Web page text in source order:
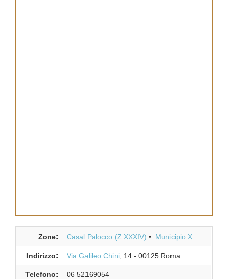
Zone: Casal Palocco (Z.XXXIV) Municipio X
Indirizzo: Via Galileo Chini , 14 - 00125 Roma
Telefono: 06 52169054